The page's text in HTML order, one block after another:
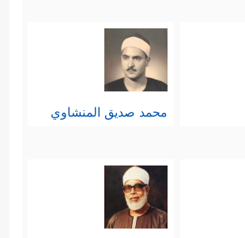
على عاتقهما.
الشيطان عن طاعة ربهما،
من جنته، وهذا من أجل
محمد صديق المنشاوي